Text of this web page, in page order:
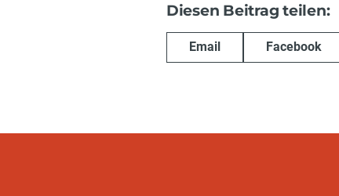
Diesen Beitrag teilen:
Email Facebook